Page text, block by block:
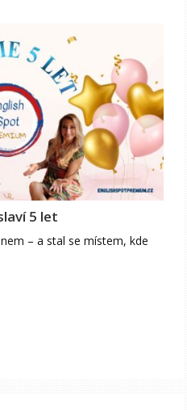
5 let
– a stal se místem, kde